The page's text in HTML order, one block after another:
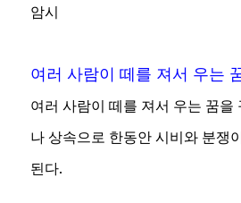
암시
여러 사람이 떼를 져서 우는
여러 사람이 떼를 져서 우는 꿈을
나 상속으로 한동안 시비와 분쟁
된다.